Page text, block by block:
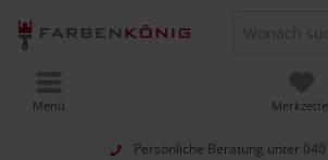
Persönliche Beratung unter
Menü